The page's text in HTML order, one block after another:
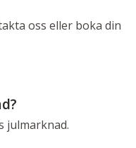
oss eller boka din
julmarknad.